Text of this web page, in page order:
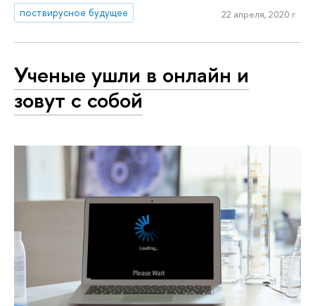
поствирусное будущее
22 апреля, 2020 г.
Ученые ушли в онлайн и
зовут с собой